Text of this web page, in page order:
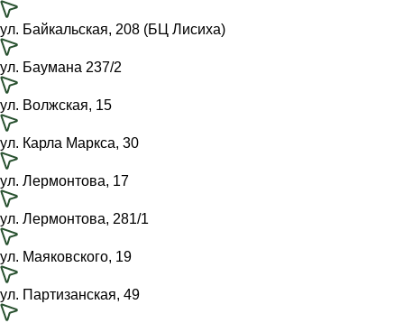
ул. Байкальская, 208 (БЦ Лисиха)
ул. Баумана 237/2
ул. Волжская, 15
ул. Карла Маркса, 30
ул. Лермонтова, 17
ул. Лермонтова, 281/1
ул. Маяковского, 19
ул. Партизанская, 49